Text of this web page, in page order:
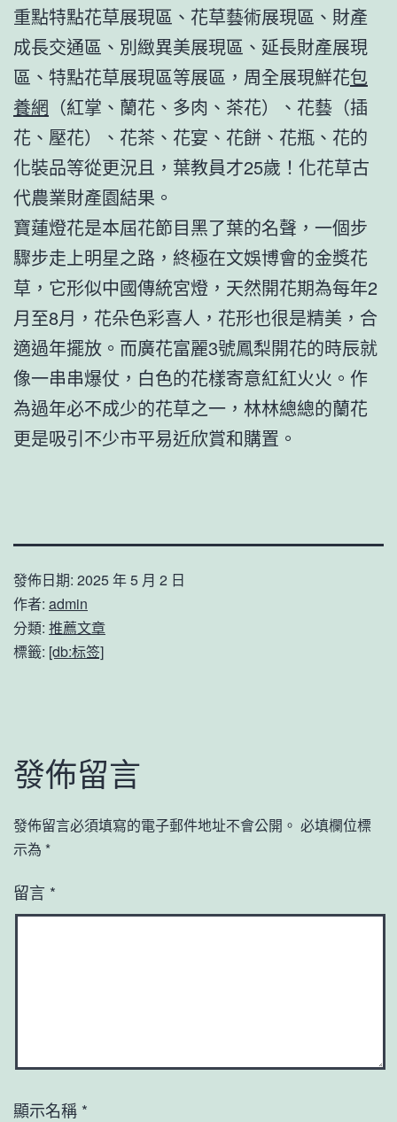
重點特點花草展現區、花草藝術展現區、財產
成長交通區、別緻異美展現區、延長財產展現
區、特點花草展現區等展區，周全展現鮮花包
養網 （紅掌、蘭花、多肉、茶花）、花藝（插
花、壓花）、花茶、花宴、花餅、花瓶、花的
化裝品等從更況且，葉教員才25歲！化花草古
代農業財產園結果。
寶蓮燈花是本屆花節目黑了葉的名聲，一個步
驟步走上明星之路，終極在文娛博會的金獎花
草，它形似中國傳統宮燈，天然開花期為每年2
月至8月，花朵色彩喜人，花形也很是精美，合
適過年擺放。而廣花富麗3號鳳梨開花的時辰就
像一串串爆仗，白色的花樣寄意紅紅火火。作
為過年必不成少的花草之一，林林總總的蘭花
更是吸引不少市平易近欣賞和購置。
發佈日期: 2025 年 5 月 2 日
作者: admin
分類: 推薦文章
標籤: [db:标签]
發佈留言
發佈留言必須填寫的電子郵件地址不會公開。 必填欄位標
示為 *
留言 *
顯示名稱 *